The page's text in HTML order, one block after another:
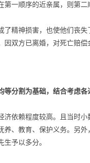
一顺序的近亲属，则第二
精神损害，也使他们丧失
因双方已离婚，对死亡赔偿
等分割 为基础，结合考虑各
济依赖程度较高。且当时小
、教育、保护义务。另外
予以多分。